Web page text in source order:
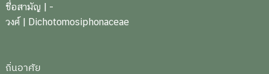
ชื่อสามัญ | -
วงศ์ | Dichotomosiphonaceae
ถิ่นอาศัย